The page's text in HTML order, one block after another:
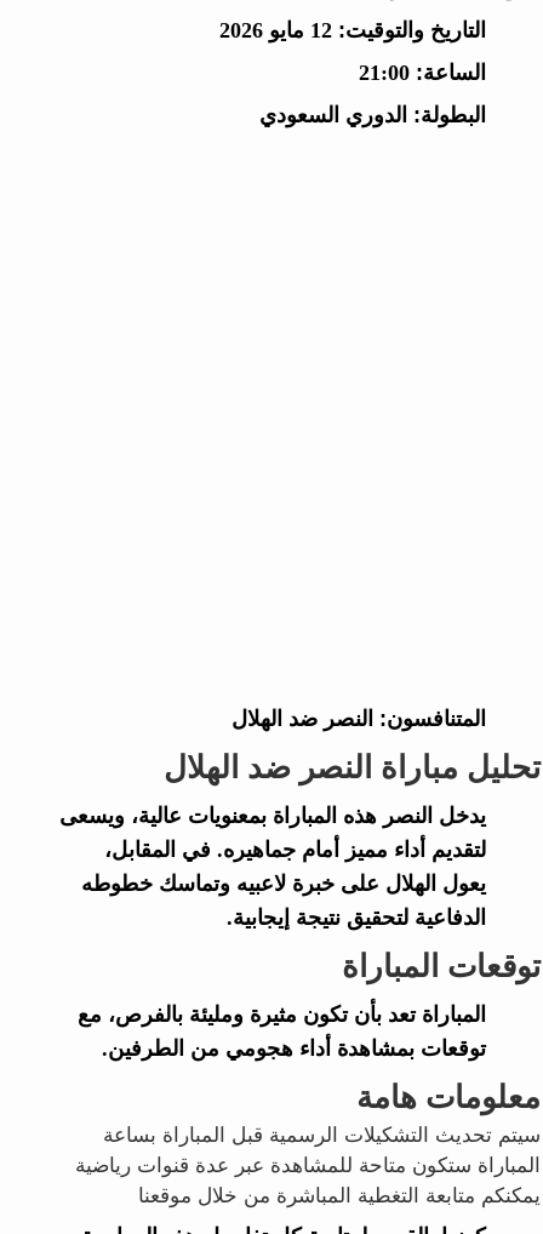
التاريخ والتوقيت: 12 مايو 2026
الساعة: 21:00
البطولة: الدوري السعودي
المتنافسون: النصر ضد الهلال
تحليل مباراة النصر ضد الهلال
يدخل النصر هذه المباراة بمعنويات عالية، ويسعى
لتقديم أداء مميز أمام جماهيره. في المقابل،
يعول الهلال على خبرة لاعبيه وتماسك خطوطه
الدفاعية لتحقيق نتيجة إيجابية.
توقعات المباراة
المباراة تعد بأن تكون مثيرة ومليئة بالفرص، مع
توقعات بمشاهدة أداء هجومي من الطرفين.
معلومات هامة
سيتم تحديث التشكيلات الرسمية قبل المباراة بساعة
المباراة ستكون متاحة للمشاهدة عبر عدة قنوات رياضية
يمكنكم متابعة التغطية المباشرة من خلال موقعنا